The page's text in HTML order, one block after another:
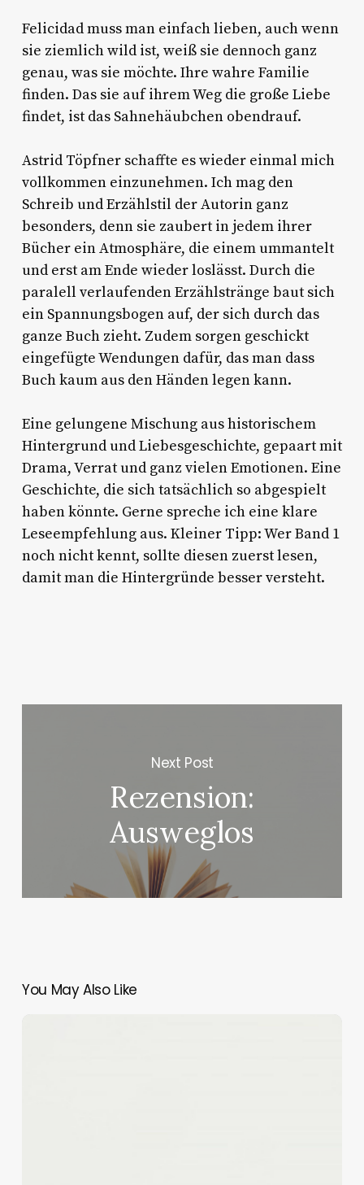
Felicidad muss man einfach lieben, auch wenn
sie ziemlich wild ist, weiß sie dennoch ganz
genau, was sie möchte. Ihre wahre Familie
finden. Das sie auf ihrem Weg die große Liebe
findet, ist das Sahnehäubchen obendrauf.
Astrid Töpfner schaffte es wieder einmal mich
vollkommen einzunehmen. Ich mag den
Schreib und Erzählstil der Autorin ganz
besonders, denn sie zaubert in jedem ihrer
Bücher ein Atmosphäre, die einem ummantelt
und erst am Ende wieder loslässt. Durch die
paralell verlaufenden Erzählstränge baut sich
ein Spannungsbogen auf, der sich durch das
ganze Buch zieht. Zudem sorgen geschickt
eingefügte Wendungen dafür, das man dass
Buch kaum aus den Händen legen kann.
Eine gelungene Mischung aus historischem
Hintergrund und Liebesgeschichte, gepaart mit
Drama, Verrat und ganz vielen Emotionen. Eine
Geschichte, die sich tatsächlich so abgespielt
haben könnte. Gerne spreche ich eine klare
Leseempfehlung aus. Kleiner Tipp: Wer Band 1
noch nicht kennt, sollte diesen zuerst lesen,
damit man die Hintergründe besser versteht.
Next Post
Rezension:
Ausweglos
You May Also Like